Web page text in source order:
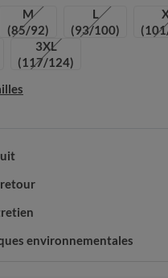
M
(85/92)
L
(93/100)
3XL
(117/124)
environnementales